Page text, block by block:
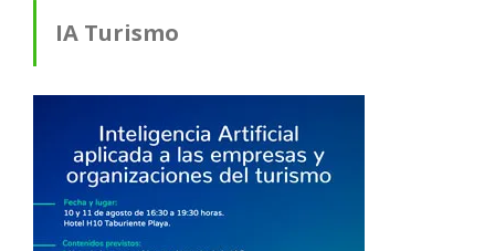
IA Turismo